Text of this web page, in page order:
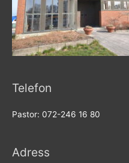
Telefon
Pastor: 072-246 16 80
Adress